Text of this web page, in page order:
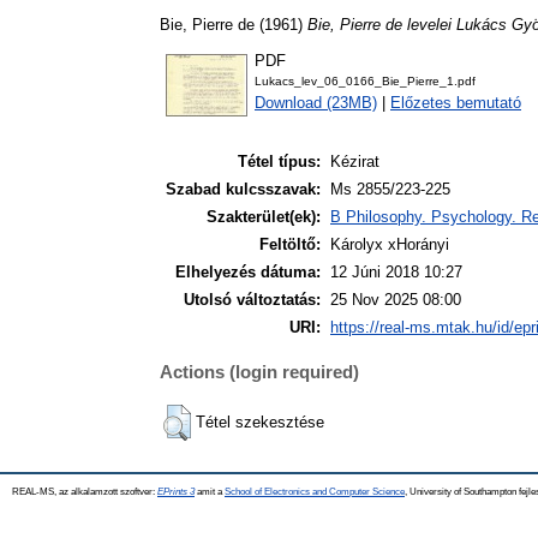
Bie, Pierre de (1961) Bie, Pierre de levelei Lukács
PDF
Lukacs_lev_06_0166_Bie_Pierre_1.pdf
Download (23MB) Előzetes bemutató
Tétel típus:
Kézirat
Szabad kulcsszavak:
Ms 2855/223-225
Szakterület(ek):
B Philosophy. Psychology.
Feltöltő:
Károlyx xHorányi
Elhelyezés dátuma:
12 Júni 2018 10:27
Utolsó változtatás: 25 Nov 2025 08:00
URI:
https://real-ms.mtak.hu/id/
Actions (login required)
Tétel szekesztése
REAL-MS, az alkalamzott szoftver: EPrints 3amit a School of Electronics and Computer Science , University of Southampton